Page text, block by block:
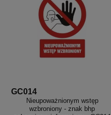
GC014
Nieupoważnionym wstęp
wzbroniony - znak bhp